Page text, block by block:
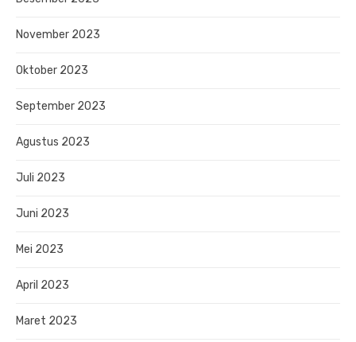
November 2023
Oktober 2023
September 2023
Agustus 2023
Juli 2023
Juni 2023
Mei 2023
April 2023
Maret 2023